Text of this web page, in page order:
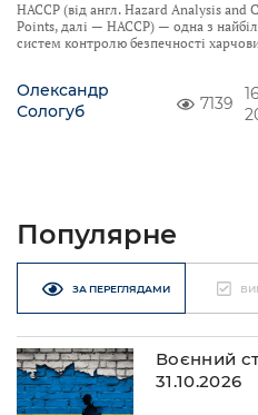
НАССР (від англ. Hazard Analysis and
Points, далі — НАССР) — одна з
систем контролю безпечності
Олександр
Сологуб
7139
Популярне
ЗА ПЕРЕГЛЯДАМИ
Воєнний
31.10.2026